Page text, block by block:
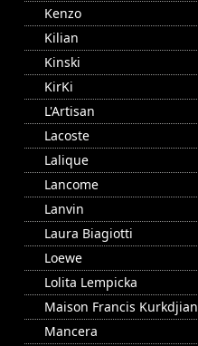
Kenzo
Kilian
Kinski
KirKi
L'Artisan
Lacoste
Lalique
Lancome
Lanvin
Laura Biagiotti
Loewe
Lolita Lempicka
Maison Francis Kurkdjian
Mancera